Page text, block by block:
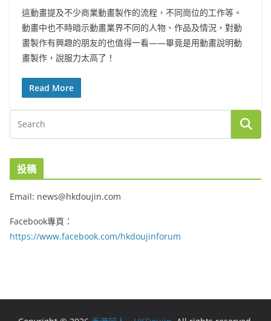
這動畫提及不少商業動畫製作的流程，不同崗位的工作等。
動畫中也不時暗示動畫業界不同的人物、作品及情況，對動
畫製作有興趣的朋友的也值得一看——畢竟是用動畫說明動
畫製作，說服力太高了！
Read More
投稿
Email: news@hkdoujin.com
Facebook專頁：
https://www.facebook.com/hkdoujinforum